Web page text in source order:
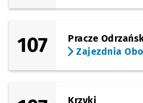
107
Pracze
Zajezdnia
Krzyki